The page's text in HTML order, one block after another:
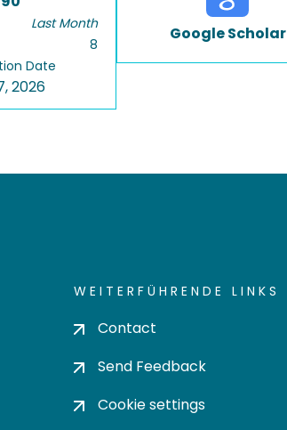
Last Month
8
Date
2026
Google Scholar
WEITERFÜHRENDE LINKS
Contact
Send Feedback
Cookie settings